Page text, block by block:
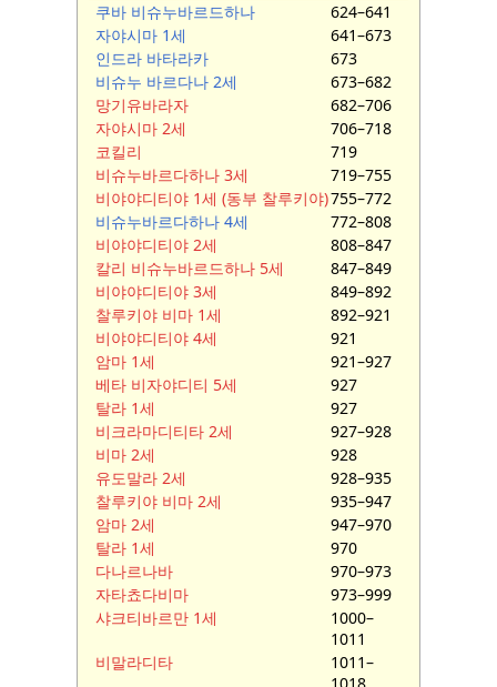
쿠바 비슈누바르드하나
624–641
자야시마 1세
641–673
인드라 바타라카
673
비슈누 바르다나 2세
673–682
망기유바라자
682–706
자야시마 2세
706–718
코킬리
719
비슈누바르다하나 3세
719–755
비야야디티야 1세 (동부 찰루키야)755–772
비슈누바르다하나 4세
772–808
비야야디티야 2세
808–847
칼리 비슈누바르드하나 5세
847–849
비야야디티야 3세
849–892
찰루키야 비마 1세
892–921
비야야디티야 4세
921
암마 1세
921–927
베타 비자야디티 5세
927
탈라 1세
927
비크라마디티타 2세
927–928
비마 2세
928
유도말라 2세
928–935
찰루키야 비마 2세
935–947
암마 2세
947–970
탈라 1세
970
다나르나바
970–973
자타쵸다비마
973–999
샤크티바르만 1세
1000–
1011
비말라디타
1011–